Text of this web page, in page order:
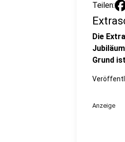
Teilen:
Die
Grund
Anzeige